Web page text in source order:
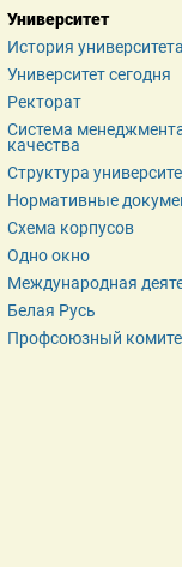
Университет
История университета
Университет сегодня
Ректорат
Система
качества
Структура
Нормативные
Схема корпусов
Одно окно
Международная
Белая Русь
Профсоюзный